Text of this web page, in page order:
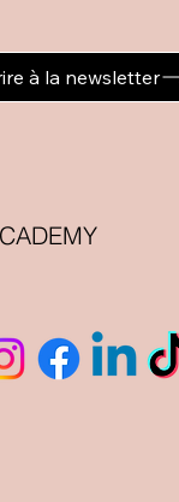
à la newsletter